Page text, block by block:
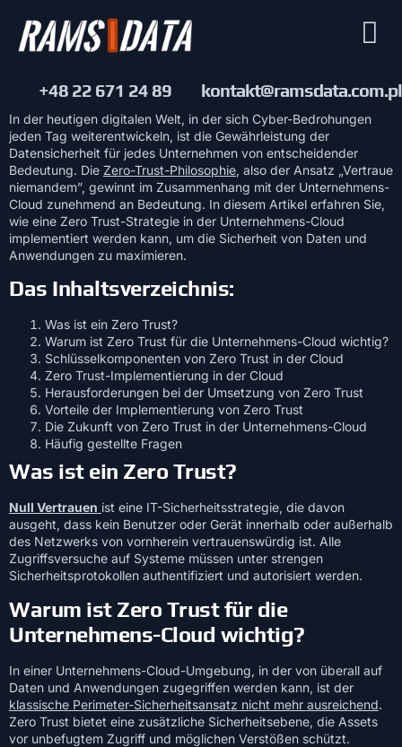
+48 22 671 24 89 kontakt@ramsdata.com.pl
In der heutigen digitalen Welt, in der sich Cyber-Bedrohungen
jeden Tag weiterentwickeln, ist die Gewährleistung der
Datensicherheit für jedes Unternehmen von entscheidender
Bedeutung. Die Zero-Trust-Philosophie, also der Ansatz „Vertraue
niemandem”, gewinnt im Zusammenhang mit der Unternehmens-
Cloud zunehmend an Bedeutung. In diesem Artikel erfahren Sie,
wie eine Zero Trust-Strategie in der Unternehmens-Cloud
implementiert werden kann, um die Sicherheit von Daten und
Anwendungen zu maximieren.
Das Inhaltsverzeichnis:
Was ist ein Zero Trust?
Warum ist Zero Trust für die Unternehmens-Cloud wichtig?
Schlüsselkomponenten von Zero Trust in der Cloud
Zero Trust-Implementierung in der Cloud
Herausforderungen bei der Umsetzung von Zero Trust
Vorteile der Implementierung von Zero Trust
Die Zukunft von Zero Trust in der Unternehmens-Cloud
Häufig gestellte Fragen
Was ist ein Zero Trust?
Null Vertrauen ist eine IT-Sicherheitsstrategie, die davon
ausgeht, dass kein Benutzer oder Gerät innerhalb oder außerhalb
des Netzwerks von vornherein vertrauenswürdig ist. Alle
Zugriffsversuche auf Systeme müssen unter strengen
Sicherheitsprotokollen authentifiziert und autorisiert werden.
Warum ist Zero Trust für die
Unternehmens-Cloud wichtig?
In einer Unternehmens-Cloud-Umgebung, in der von überall auf
Daten und Anwendungen zugegriffen werden kann, ist der
klassische Perimeter-Sicherheitsansatz nicht mehr ausreichend.
Zero Trust bietet eine zusätzliche Sicherheitsebene, die Assets
vor unbefugtem Zugriff und möglichen Verstößen schützt.